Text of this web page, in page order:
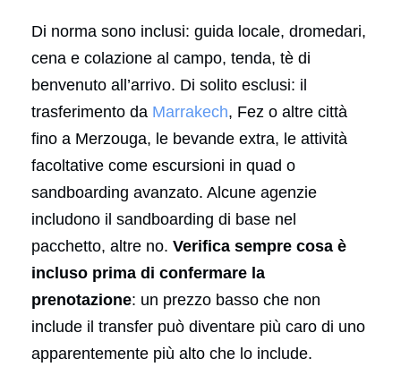
Di norma sono inclusi: guida locale, dromedari,
cena e colazione al campo, tenda, tè di
benvenuto all’arrivo. Di solito esclusi: il
trasferimento da Marrakech, Fez o altre città
fino a Merzouga, le bevande extra, le attività
facoltative come escursioni in quad o
sandboarding avanzato. Alcune agenzie
includono il sandboarding di base nel
pacchetto, altre no. Verifica sempre cosa è
incluso prima di confermare la
prenotazione: un prezzo basso che non
include il transfer può diventare più caro di uno
apparentemente più alto che lo include.